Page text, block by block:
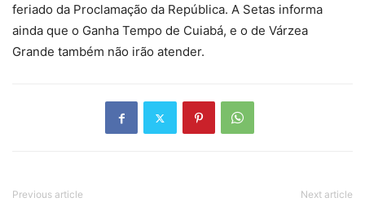
feriado da Proclamação da República. A Setas informa
ainda que o Ganha Tempo de Cuiabá, e o de Várzea
Grande também não irão atender.
Previous article Next article